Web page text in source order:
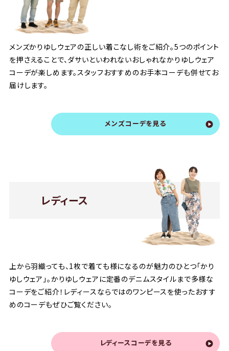
メンズかりゆしウェアの正しい着こなし術をご紹介。5つのポイント
を押さえることで、ダサいといわれないおしゃれなかりゆしウェア
コーデが楽しめます。スタッフおすすめのお手本コーデも併せてお
届けします。
メンズコーデを見る
レディース
上から羽織っても、1枚で着ても様になるのが魅力のひとつ「かり
ゆしウェア」。かりゆしウェアに定番のデニムスタイルまで多様な
コーデをご紹介！レディースならではのワンピースを使ったおすす
めのコーデもぜひご覧ください。
レディースコーデを見る